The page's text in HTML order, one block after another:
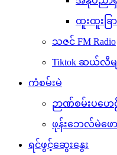
ထူးထူးခြာ
သဇင် FM Radio
Tiktok ဆယ်လီမျ
ကံစမ်းမဲ
ဉာဏ်စမ်းပဟေ
ဖုန်းဘေလ်မဲဖေ
ရင်ဖွင့်ဆွေးနွေး